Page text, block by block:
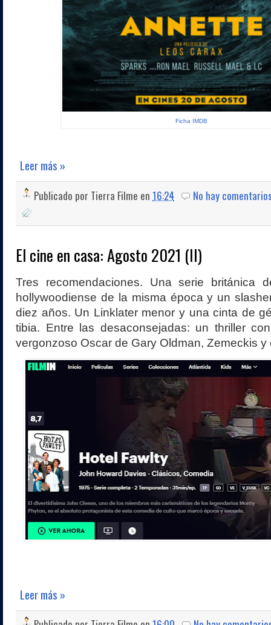
Ficha IMDB
Leer más »
Publicado por Tierra Filme en 16:24 No hay
El cine en casa: Agosto 2021 (II)
Tres recomendaciones. Una serie británica
hollywoodiense de la misma época y un
diez años. Un Linklater menor y una cinta de
tibia. Entre las desaconsejadas: un thriller
vergonzoso Oscar de Gary Oldman, Zemeckis y
Leer más »